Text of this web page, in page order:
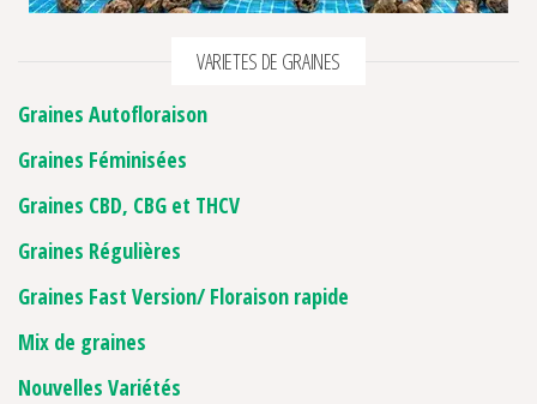
VARIETES DE GRAINES
Graines Autofloraison
Graines Féminisées
Graines CBD, CBG et THCV
Graines Régulières
Graines Fast Version/ Floraison rapide
Mix de graines
Nouvelles Variétés